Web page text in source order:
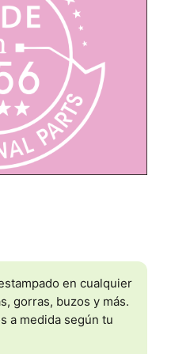
en cualquier
gorras, buzos y más.
a medida según tu